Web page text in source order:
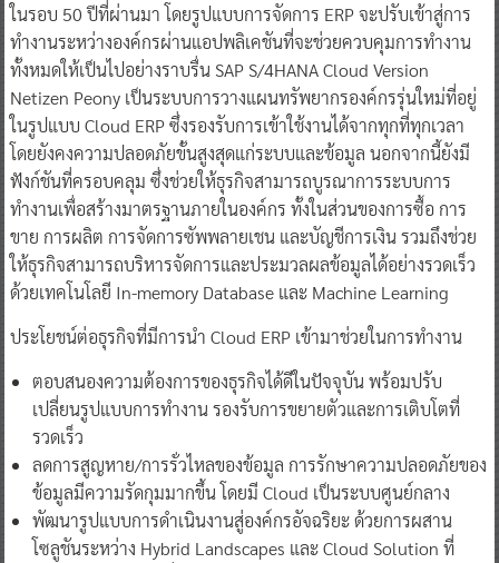
ในรอบ 50 ปีที่ผ่านมา โดยรูปแบบการจัดการ ERP จะปรับเข้าสู่การ
ทำงานระหว่างองค์กรผ่านแอปพลิเคชันที่จะช่วยควบคุมการทำงาน
ทั้งหมดให้เป็นไปอย่างราบรื่น SAP S/4HANA Cloud Version
Netizen Peony เป็นระบบการวางแผนทรัพยากรองค์กรรุ่นใหม่ที่อยู่
ในรูปแบบ Cloud ERP ซึ่งรองรับการเข้าใช้งานได้จากทุกที่ทุกเวลา
โดยยังคงความปลอดภัยขั้นสูงสุดแก่ระบบและข้อมูล นอกจากนี้ยังมี
ฟังก์ชันที่ครอบคลุม ซึ่งช่วยให้ธุรกิจสามารถบูรณาการระบบการ
ทำงานเพื่อสร้างมาตรฐานภายในองค์กร ทั้งในส่วนของการซื้อ การ
ขาย การผลิต การจัดการซัพพลายเชน และบัญชีการเงิน รวมถึงช่วย
ให้ธุรกิจสามารถบริหารจัดการและประมวลผลข้อมูลได้อย่างรวดเร็ว
ด้วยเทคโนโลยี In-memory Database และ Machine Learning
ประโยชน์ต่อธุรกิจที่มีการนำ Cloud ERP เข้ามาช่วยในการทำงาน
ตอบสนองความต้องการของธุรกิจได้ดีในปัจจุบัน พร้อมปรับ
เปลี่ยนรูปแบบการทำงาน รองรับการขยายตัวและการเติบโตที่
รวดเร็ว
ลดการสูญหาย/การรั่วไหลของข้อมูล การรักษาความปลอดภัยของ
ข้อมูลมีความรัดกุมมากขึ้น โดยมี Cloud เป็นระบบศูนย์กลาง
พัฒนารูปแบบการดำเนินงานสู่องค์กรอัจฉริยะ ด้วยการผสาน
โซลูชันระหว่าง Hybrid Landscapes และ Cloud Solution ที่